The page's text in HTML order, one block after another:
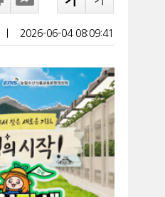
2026-06-04 08:09:41